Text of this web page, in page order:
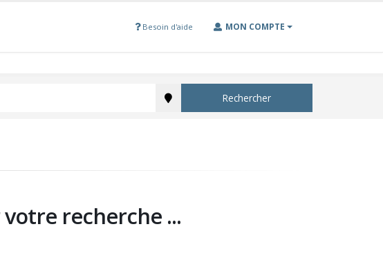
Besoin d'aide MON COMPTE
Rechercher
recherche ...